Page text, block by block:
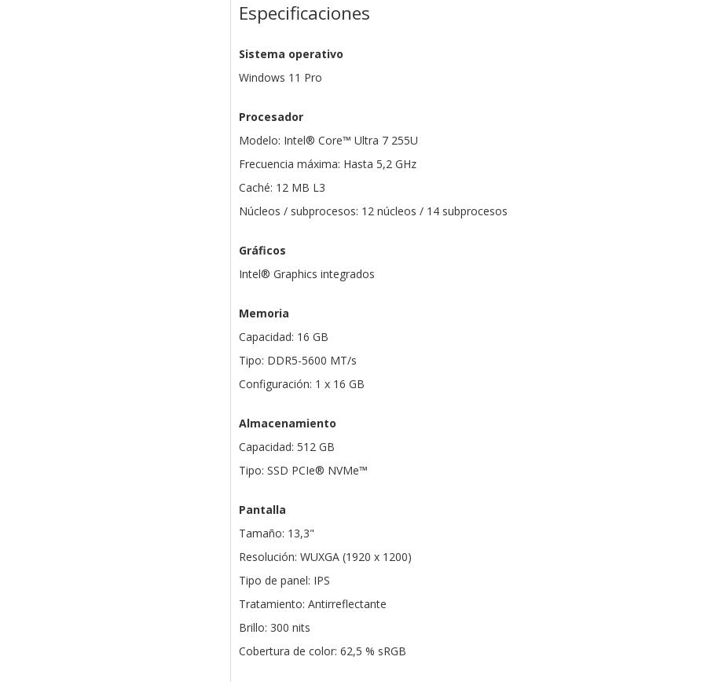
Especificaciones
Sistema operativo
Windows 11 Pro
Procesador
Modelo: Intel® Core™ Ultra 7 255U
Frecuencia máxima: Hasta 5,2 GHz
Caché: 12 MB L3
Núcleos / subprocesos: 12 núcleos / 14 subprocesos
Gráficos
Intel® Graphics integrados
Memoria
Capacidad: 16 GB
Tipo: DDR5-5600 MT/s
Configuración: 1 x 16 GB
Almacenamiento
Capacidad: 512 GB
Tipo: SSD PCIe® NVMe™
Pantalla
Tamaño: 13,3"
Resolución: WUXGA (1920 x 1200)
Tipo de panel: IPS
Tratamiento: Antirreflectante
Brillo: 300 nits
Cobertura de color: 62,5 % sRGB